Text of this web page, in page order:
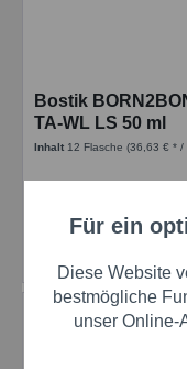
Bostik
TA-WL LS 50 ml
Flasche
Inhalt 12 Flasche(36,63 € * / 1
Funktionale
Marketing
Für ein
Diese Website
bestmögliche
unser Online-